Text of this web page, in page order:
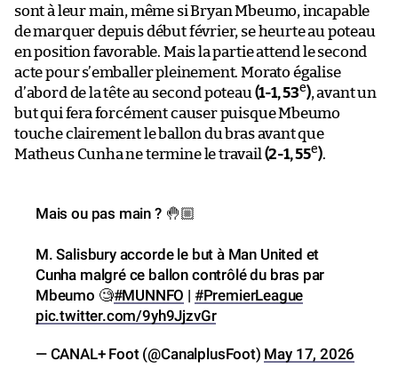
sont à leur main, même si Bryan Mbeumo, incapable
de marquer depuis début février, se heurte au poteau
en position favorable. Mais la partie attend le second
acte pour s’emballer pleinement. Morato égalise
d’abord de la tête au second poteau (1-1, 53e), avant un
but qui fera forcément causer puisque Mbeumo
touche clairement le ballon du bras avant que
Matheus Cunha ne termine le travail (2-1, 55e).
Mais ou pas main ? 🤚🏼
M. Salisbury accorde le but à Man United et
Cunha malgré ce ballon contrôlé du bras par
Mbeumo 🧐#MUNNFO | #PremierLeague
pic.twitter.com/9yh9JjzvGr
— CANAL+ Foot (@CanalplusFoot) May 17, 2026